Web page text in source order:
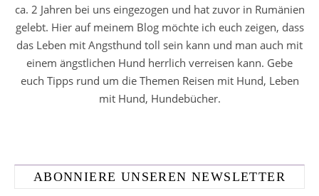
ca. 2 Jahren bei uns eingezogen und hat zuvor in Rumänien
gelebt. Hier auf meinem Blog möchte ich euch zeigen, dass
das Leben mit Angsthund toll sein kann und man auch mit
einem ängstlichen Hund herrlich verreisen kann. Gebe
euch Tipps rund um die Themen Reisen mit Hund, Leben
mit Hund, Hundebücher.
ABONNIERE UNSEREN NEWSLETTER